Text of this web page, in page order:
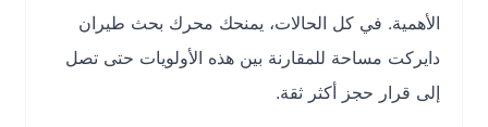
الأهمية. في كل الحالات، يمنحك محرك بحث طيران
دايركت مساحة للمقارنة بين هذه الأولويات حتى تصل
إلى قرار حجز أكثر ثقة.